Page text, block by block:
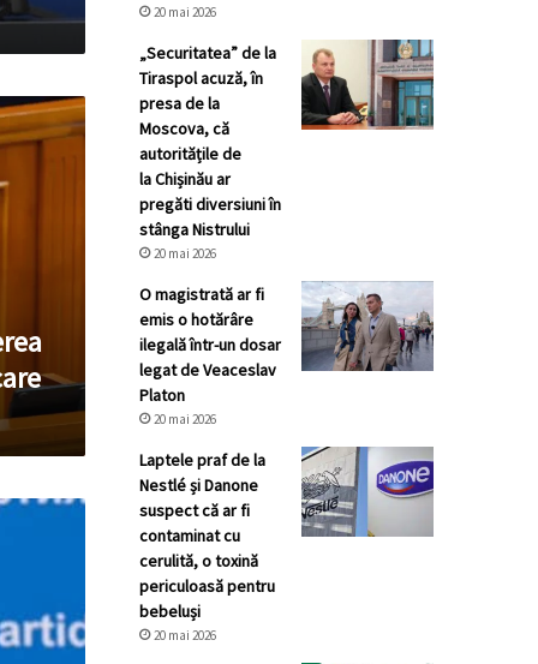
20 mai 2026
„Securitatea” de la
Tiraspol acuză, în
presa de la
Moscova, că
autoritățile de
la Chișinău ar
pregăti diversiuni în
stânga Nistrului
20 mai 2026
O magistrată ar fi
emis o hotărâre
ilegală într-un dosar
legat de Veaceslav
Platon
20 mai 2026
Laptele praf de la
Nestlé și Danone
suspect că ar fi
contaminat cu
cerulită, o toxină
periculoasă pentru
bebeluși
20 mai 2026